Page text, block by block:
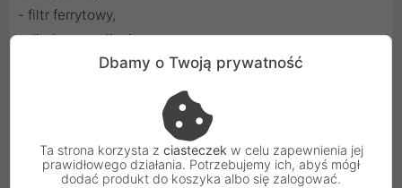
- filtr ferrytowy,
- dioda sygnalizująca pracę.
PASUJE DO MODELI TABLETÓW:
Microsoft Surface, Surface 2, Surface Pro, Surface Pro
Dbamy o Twoją prywatność
Ta strona korzysta z ciasteczek w celu zapewnienia jej
prawidłowego działania. Potrzebujemy ich, abyś mógł
dodać produkt do koszyka albo się zalogować.